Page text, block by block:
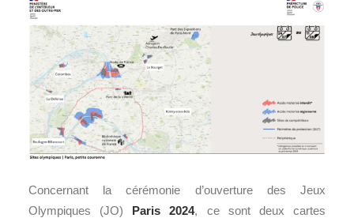
Concernant la cérémonie d’ouverture des Jeux
Olympiques (JO) Paris 2024, ce sont deux cartes